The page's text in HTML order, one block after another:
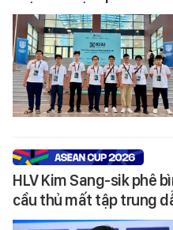
HLV Kim Sang-sik phê
cầu thủ mất tập trung